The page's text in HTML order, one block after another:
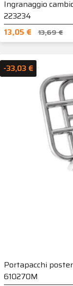
Ingranaggio
223234
13,05 €
13,69 €
Portapacchi
610270M
-33,03 €